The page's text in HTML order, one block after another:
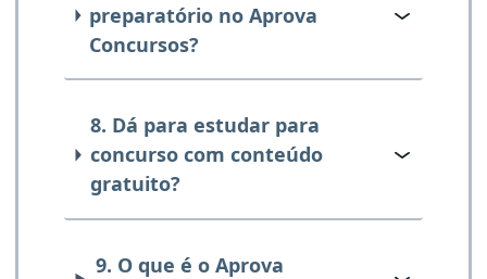
preparatório no Aprova
Concursos?
8. Dá para estudar para
concurso com conteúdo
gratuito?
9. O que é o Aprova